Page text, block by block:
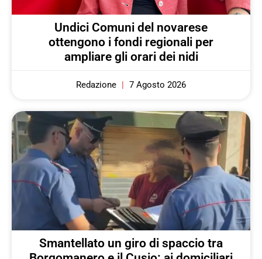
Undici Comuni del novarese
ottengono i fondi regionali per
ampliare gli orari dei nidi
Redazione 7 Agosto 2026
Smantellato un giro di spaccio tra